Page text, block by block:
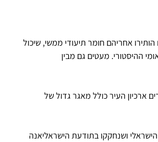
אחריהם חומר תיעודי ממשי, שיכול
ההיסטורי. מעטים גם מבין
ארכיון העיר כולל מאגר גדול של
ושנחקקו בתודעת הישראליאנה